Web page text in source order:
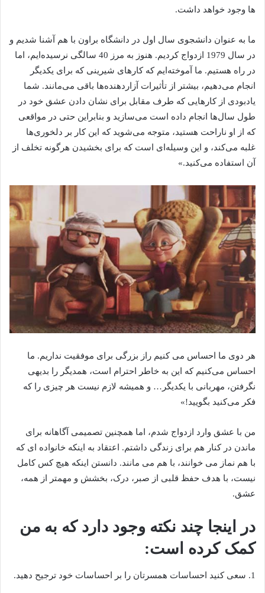
ها وجود خواهد داشت.
ما به عنوان دانشجوی سال اول در دانشگاه براون با هم آشنا شدیم و
در سال 1979 ازدواج کردیم. هنوز به مرز 40 سالگی نرسیده‌ایم، اما
در راه هستیم. ما آموخته‌ایم که کارهای شیرینی که برای یکدیگر
انجام می‌دهیم، بیشتر از تأثیرات آزاردهنده‌ها باقی می‌مانند. شما
یادبودی از کارهایی که طرف مقابل برای نشان دادن عشق خود در
طول سال‌ها انجام داده است می‌سازید و بنابراین حتی در مواقعی
که از او ناراحت هستید، متوجه می‌شوید که این کار بر دلخوری‌ها
غلبه می‌کند، و این وسیله‌ای است که برای بخشیدن هرگونه تخلف از
آن استفاده می‌کنید.»
هر دوی ما احساس می کنیم راز بزرگی برای موفقیت نداریم. ما
احساس می‌کنیم که این به خاطر احترام است، همدیگر را بدیهی
نگرفتن، مهربانی با یکدیگر… و همیشه لازم نیست هر چیزی را که
فکر می‌کنید بگویید!»
من با عشق وارد ازدواج شدم، اما همچنین تصمیمی آگاهانه برای
ماندن در کنار هم برای زندگی داشتم. اعتقاد به اینکه خانواده ای که
با هم نماز می خوانند، با هم می مانند. دانستن اینکه هیچ کس کامل
نیست، با هدف حفظ قلبی از صبر، درک، بخشش و مهمتر از همه،
عشق.
در اینجا چند نکته وجود دارد که به من
کمک کرده است:
1. سعی کنید احساسات همسرتان را بر احساسات خود ترجیح دهید.